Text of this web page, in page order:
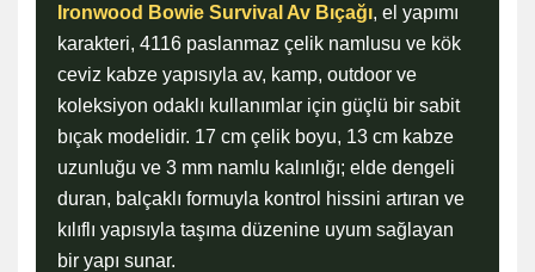
Ironwood Bowie Survival Av Bıçağı, el yapımı
karakteri, 4116 paslanmaz çelik namlusu ve kök
ceviz kabze yapısıyla av, kamp, outdoor ve
koleksiyon odaklı kullanımlar için güçlü bir sabit
bıçak modelidir. 17 cm çelik boyu, 13 cm kabze
uzunluğu ve 3 mm namlu kalınlığı; elde dengeli
duran, balçaklı formuyla kontrol hissini artıran ve
kılıflı yapısıyla taşıma düzenine uyum sağlayan
bir yapı sunar.